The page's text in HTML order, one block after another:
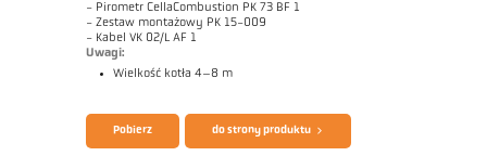
Rysunek wymiarowy PK 72-K003
- Pirometr CellaCombustion PK 73 BF 1
- Zestaw montażowy PK 15-009
- Kabel VK 02/L AF 1
Uwagi:
Wielkość kotła 4–8 m
Pobierz do strony produktu